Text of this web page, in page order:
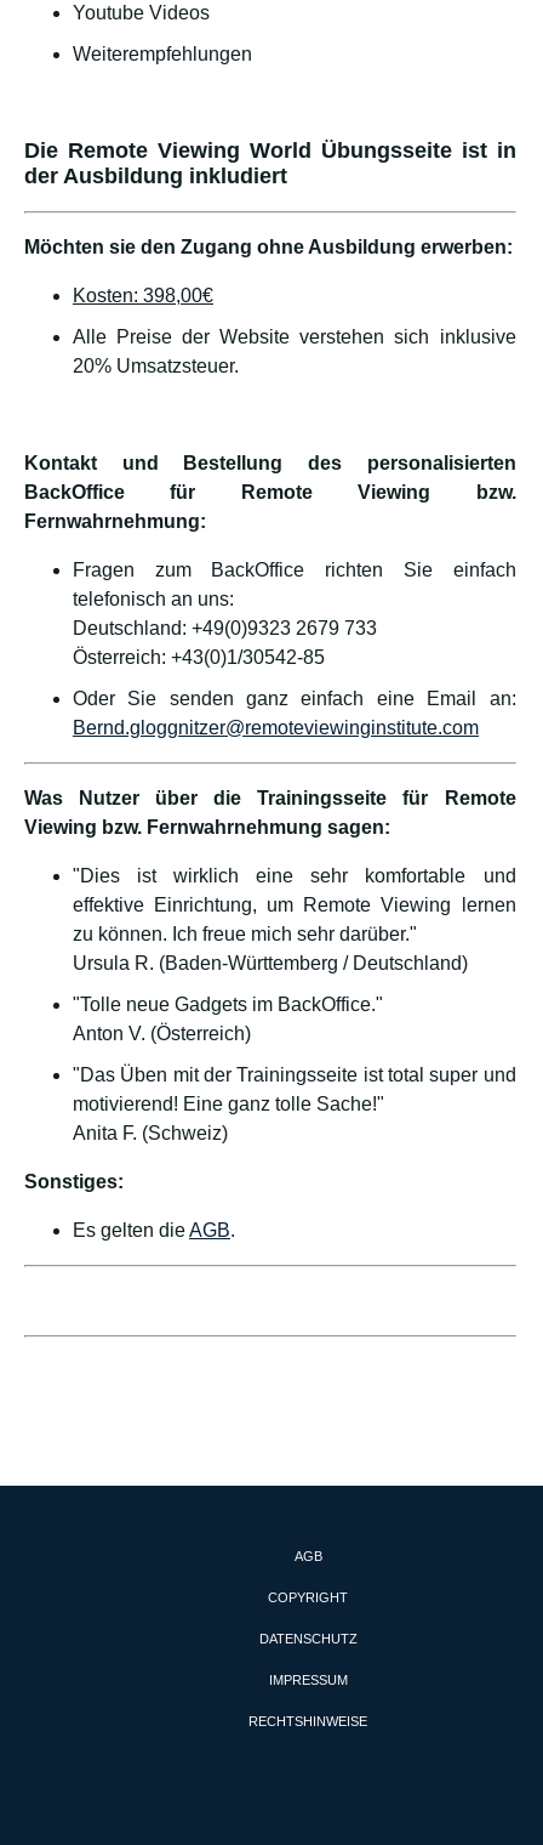
Youtube Videos
Weiterempfehlungen
Die Remote Viewing World Übungsseite ist in
der Ausbildung inkludiert
Möchten sie den Zugang ohne Ausbildung erwerben:
Kosten: 398,00€
Alle Preise der Website verstehen sich inklusive
20% Umsatzsteuer.
Kontakt und Bestellung des personalisierten
BackOffice für Remote Viewing bzw.
Fernwahrnehmung:
Fragen zum BackOffice richten Sie einfach
telefonisch an uns:
Deutschland: +49(0)9323 2679 733
Österreich: +43(0)1/30542-85
Oder Sie senden ganz einfach eine Email an:
Bernd.gloggnitzer@remoteviewinginstitute.com
Was Nutzer über die Trainingsseite für Remote
Viewing bzw. Fernwahrnehmung sagen:
"Dies ist wirklich eine sehr komfortable und
effektive Einrichtung, um Remote Viewing lernen
zu können. Ich freue mich sehr darüber."
Ursula R. (Baden-Württemberg / Deutschland)
"Tolle neue Gadgets im BackOffice."
Anton V. (Österreich)
"Das Üben mit der Trainingsseite ist total super und
motivierend! Eine ganz tolle Sache!"
Anita F. (Schweiz)
Sonstiges:
Es gelten dieAGB.
AGB
COPYRIGHT
DATENSCHUTZ
IMPRESSUM
RECHTSHINWEISE